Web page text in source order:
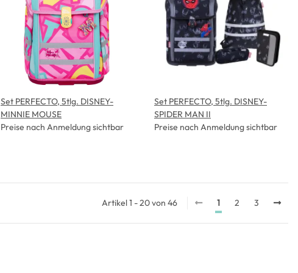
Set PERFECTO, 5tlg. DISNEY-
MINNIE MOUSE
Preise nach Anmeldung sichtbar
Set PERFECTO, 5tlg. DISNEY-
SPIDER MAN II
Preise nach Anmeldung sichtbar
Artikel 1 - 20 von 46 1 2 3